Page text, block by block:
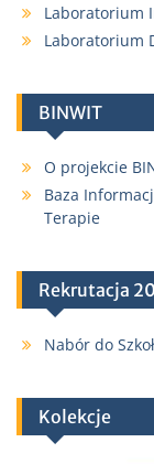
Laboratorium
Laboratorium
BINWIT
O projekcie
Baza
Terapie
Rekrutacja
Nabór do
Kolekcje